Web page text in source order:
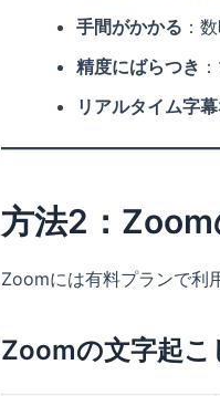
手間がかかる ：
精度にばらつき
リアルタイム字
方法2：Zoom
Zoomには有料プランで利
Zoomの文字起こ